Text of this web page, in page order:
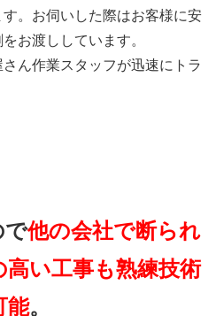
。お伺いした際はお客様に安
お渡ししています。
ん作業スタッフが迅速にトラ
で他の会社で断られ
い工事も熟練技術
能。